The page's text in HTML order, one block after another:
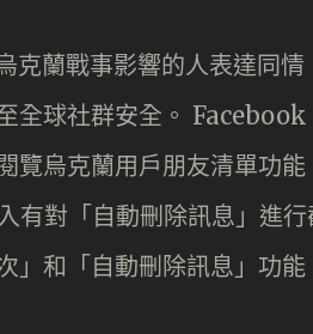
克蘭戰事影響的人表達同
全球社群安全。
覽烏克蘭用戶朋友清單功
有對「自動刪除訊息」進
」和「自動刪除訊息」功